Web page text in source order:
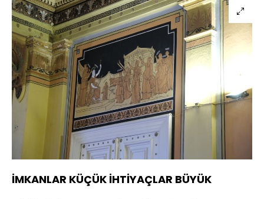
İMKANLAR KÜÇÜK İHTİYAÇLAR BÜYÜK